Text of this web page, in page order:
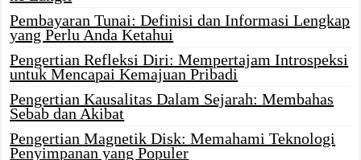
Pembayaran Tunai: Definisi dan Informasi Lengkap
yang Perlu Anda Ketahui
Pengertian Refleksi Diri: Mempertajam Introspeksi
untuk Mencapai Kemajuan Pribadi
Pengertian Kausalitas Dalam Sejarah: Membahas
Sebab dan Akibat
Pengertian Magnetik Disk: Memahami Teknologi
Penyimpanan yang Populer